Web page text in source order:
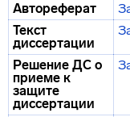
Автореферат
Текст
диссертации
Решение ДС о
приеме к
защите
диссертации